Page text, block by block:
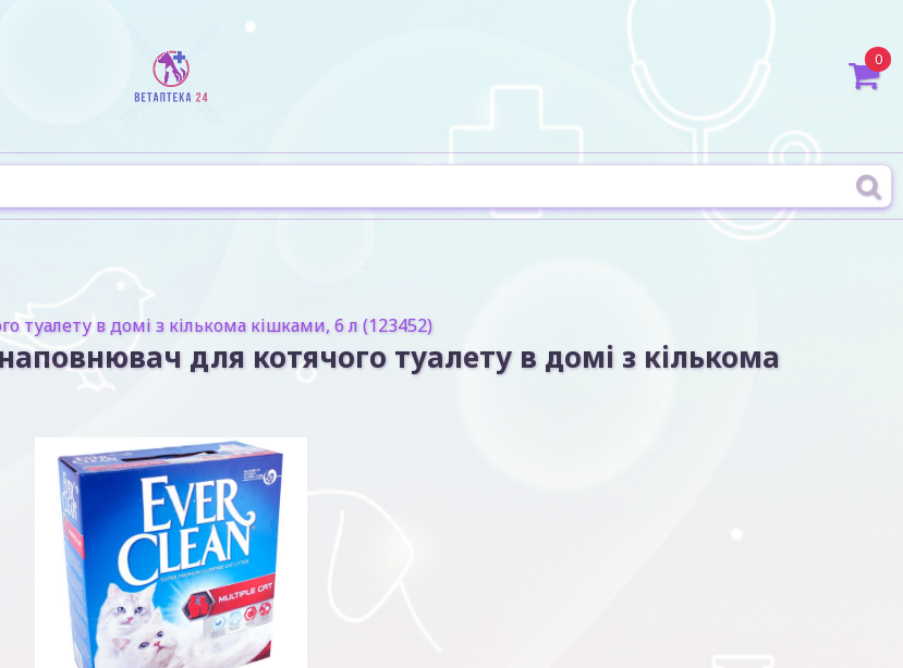
0
туалету в домі з кількома кішками, 6 л (123452)
для котячого туалету в домі з кількома